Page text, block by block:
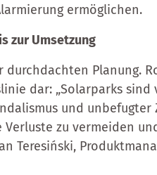
ermöglichen.
zur Umsetzung
Planung.
dar: „Solarparks sind
und
zu vermeiden
Teresiński,